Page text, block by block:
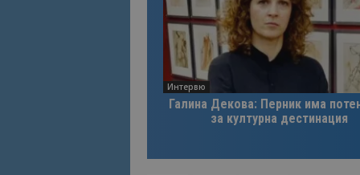
Интервю
Галина Декова: Перник има
за културна дестинация
Име
Име
Име